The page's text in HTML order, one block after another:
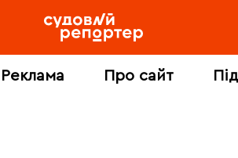
Реклама Про сайт